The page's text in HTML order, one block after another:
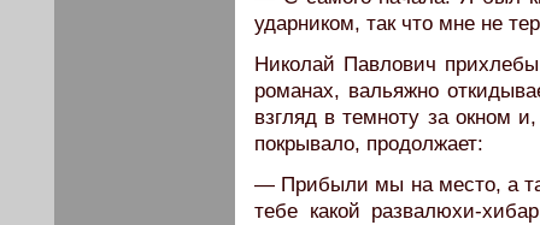
ударником, так что мне не
Николай Павлович
романах, вальяжно
взгляд в темноту за окном
покрывало, продолжает:
— Прибыли мы на место, а
тебе какой развалюхи-